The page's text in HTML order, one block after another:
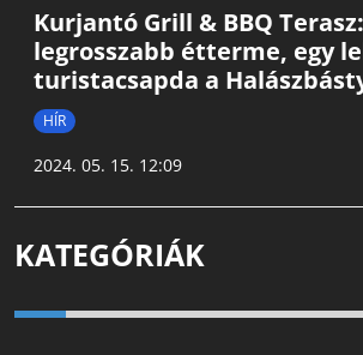
Kurjantó Grill & BBQ
legrosszabb étterme, egy
turistacsapda a
HÍR
2024. 05. 15. 12:09
KATEGÓRIÁK